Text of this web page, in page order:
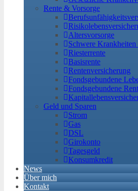
Rente & Vorsorge
Altersvorsorge
Schwere Krankheiten
Riesterrente
Basisrente
Rentenversicherung
Fondsgebundene
Fondsgebundene
Geld und Sparen
Strom
Gas
DSL
Girokonto
Tagesgeld
Konsumkredit
News
Über mich
Kontakt